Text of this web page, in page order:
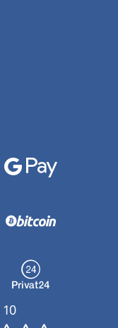
10